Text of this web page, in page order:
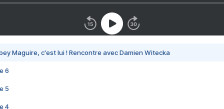
Maguire, c'est lui ! Rencontre avec Damien Witecka
6
5
4